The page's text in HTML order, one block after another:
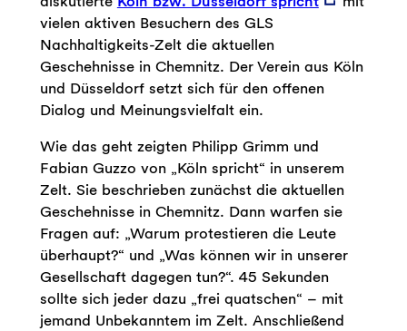
vielen aktiven Besuchern des GLS
Nachhaltigkeits-Zelt die aktuellen
Geschehnisse in Chemnitz. Der Verein aus Köln
und Düsseldorf setzt sich für den offenen
Dialog und Meinungsvielfalt ein.
Wie das geht zeigten Philipp Grimm und
Fabian Guzzo von „Köln spricht“ in unserem
Zelt. Sie beschrieben zunächst die aktuellen
Geschehnisse in Chemnitz. Dann warfen sie
Fragen auf: „Warum protestieren die Leute
überhaupt?“ und „Was können wir in unserer
Gesellschaft dagegen tun?“. 45 Sekunden
sollte sich jeder dazu „frei quatschen“ – mit
jemand Unbekanntem im Zelt. Anschließend